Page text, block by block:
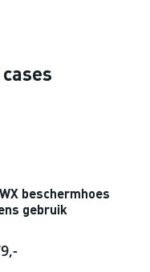
beschermhoes
gebruik